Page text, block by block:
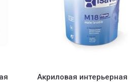
Акриловая интерьерная